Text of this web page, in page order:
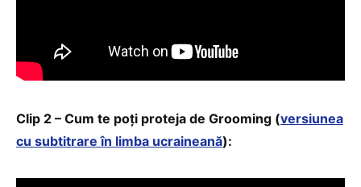
Clip 2 – Cum te poți proteja de Grooming (versiunea
cu subtitrare în limba ucraineană):